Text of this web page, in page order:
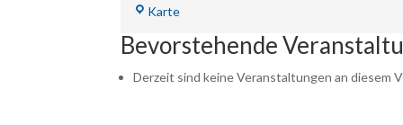
KarteRestaurant
Bevorstehende
Derzeit sind keine Veranstaltungen an diesem